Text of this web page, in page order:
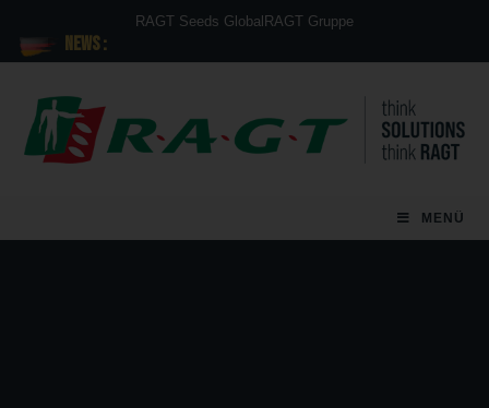
News :
RAGT Seeds Global RAGT Gruppe
MENÜ